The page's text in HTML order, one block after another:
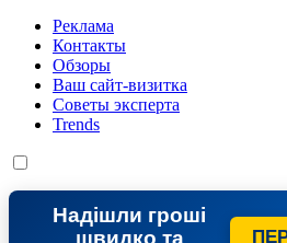
Реклама
Контакты
Обзоры
Ваш сайт-визитка
Советы эксперта
Trends
Надішли гроші
швидко та